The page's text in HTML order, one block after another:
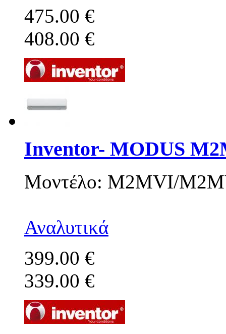
475.00 €
408.00 €
Inventor- MODUS
Μοντέλο: M2MVI/
Αναλυτικά
399.00 €
339.00 €